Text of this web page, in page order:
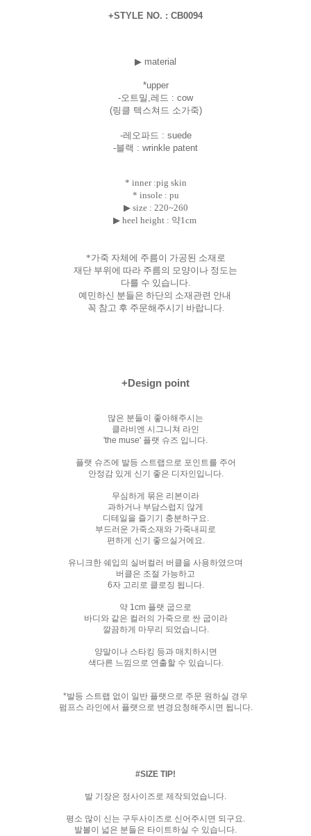
+STYLE NO. : CB0094
▶ material
*upper
-오트밀,레드 : cow
(링클 텍스쳐드 소가죽)
-레오파드 : suede
-블랙 : wrinkle patent
* inner :pig skin
* insole : pu
▶ size : 220~260
▶ heel height : 약1cm
*가죽 자체에 주름이 가공된 소재로
재단 부위에 따라 주름의 모양이나 정도는
다를 수 있습니다.
예민하신 분들은 하단의 소재관련 안내
꼭 참고 후 주문해주시기 바랍니다.
+Design point
많은 분들이 좋아해주시는
클라비엔 시그니쳐 라인
'the muse' 플랫 슈즈 입니다.
플랫 슈즈에 발등 스트랩으로 포인트를 주어
안정감 있게 신기 좋은 디자인입니다.
무심하게 묶은 리본이라
과하거나 부담스럽지 않게
디테일을 즐기기 충분하구요.
부드러운 가죽소재와 가죽내피로
편하게 신기 좋으실거에요.
유니크한 쉐입의 실버컬러 버클을 사용하였으며
버클은 조절 가능하고
6자 고리로 클로징 됩니다.
약 1cm 플랫 굽으로
바디와 같은 컬러의 가죽으로 싼 굽이라
깔끔하게 마무리 되었습니다.
양말이나 스타킹 등과 매치하시면
색다른 느낌으로 연출할 수 있습니다.
*발등 스트랩 없이 일반 플랫으로 주문 원하실 경우
펌프스 라인에서 플랫으로 변경요청해주시면 됩니다.
#SIZE TIP!
발 기장은 정사이즈로 제작되었습니다.
평소 많이 신는 구두사이즈로 신어주시면 되구요.
발볼이 넓은 분들은 타이트하실 수 있습니다.